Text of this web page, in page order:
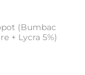
(Bumbac
+ Lycra 5%)